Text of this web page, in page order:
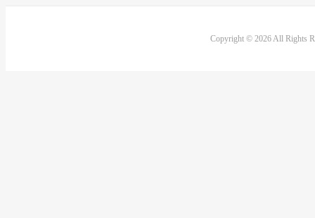
Copyright © 2026 All Rights